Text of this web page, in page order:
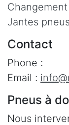
Jantes pneus
Contact
Phone :
Email :
Pneus à
Nous